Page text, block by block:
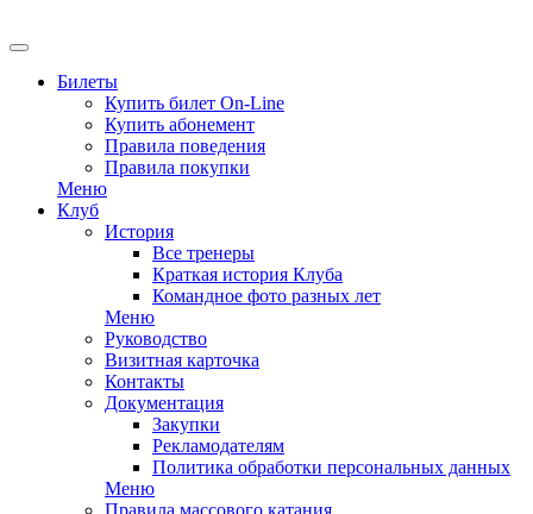
Билеты
Купить билет On-Line
Купить абонемент
Правила поведения
Правила покупки
Меню
Клуб
История
Все тренеры
Краткая история Клуба
Командное фото разных лет
Меню
Руководство
Визитная карточка
Контакты
Документация
Закупки
Рекламодателям
Политика обработки персональных данных
Меню
Правила массового катания